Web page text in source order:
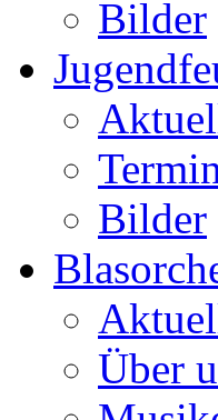
Bilder
Bilder
Über